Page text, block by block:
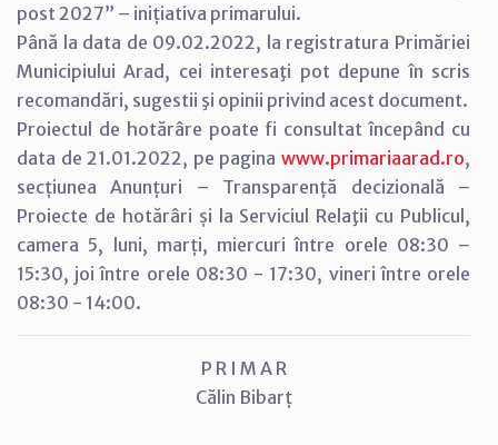
post 2027” – inițiativa primarului.
Până la data de 09.02.2022, la registratura Primăriei
Municipiului Arad, cei interesaţi pot depune în scris
recomandări, sugestii şi opinii privind acest document.
Proiectul de hotărâre poate fi consultat începând cu
data de 21.01.2022, pe pagina www.primariaarad.ro,
secțiunea Anunțuri – Transparență decizională –
Proiecte de hotărâri și la Serviciul Relaţii cu Publicul,
camera 5, luni, marți, miercuri între orele 08:30 –
15:30, joi între orele 08:30 - 17:30, vineri între orele
08:30 - 14:00.
P R I M A R
Călin Bibarț